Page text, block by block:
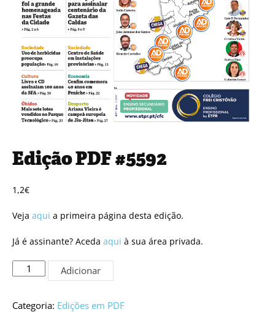
Edição PDF #5592
1,2€
Veja aqui a primeira página desta edição.
Já é assinante? Aceda aqui à sua área privada.
Quantidade
de
PDF
Adicionar
Categoria: Edições em PDF